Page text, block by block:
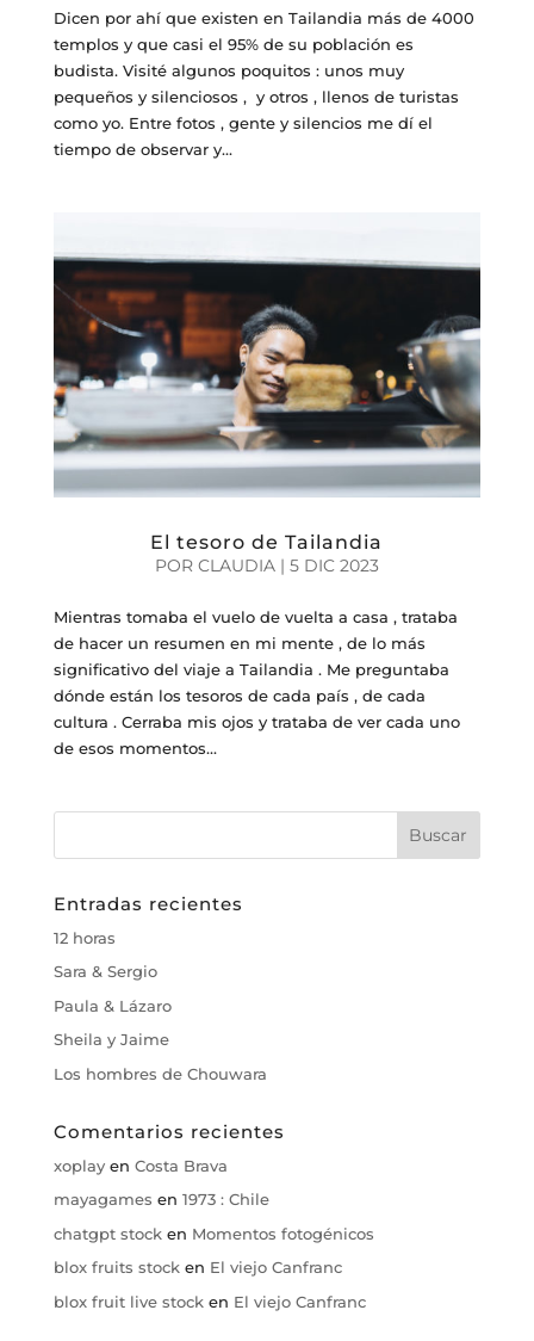
Dicen por ahí que existen en Tailandia más de 4000
templos y que casi el 95% de su población es
budista. Visité algunos poquitos : unos muy
pequeños y silenciosos , y otros , llenos de turistas
como yo. Entre fotos , gente y silencios me dí el
tiempo de observar y...
El tesoro de Tailandia
POR CLAUDIA| 5 DIC 2023
Mientras tomaba el vuelo de vuelta a casa , trataba
de hacer un resumen en mi mente , de lo más
significativo del viaje a Tailandia . Me preguntaba
dónde están los tesoros de cada país , de cada
cultura . Cerraba mis ojos y trataba de ver cada uno
de esos momentos...
Entradas recientes
12 horas
Sara & Sergio
Paula & Lázaro
Sheila y Jaime
Los hombres de Chouwara
Comentarios recientes
xoplayen Costa Brava
mayagames en 1973 : Chile
chatgpt stocken Momentos fotogénicos
blox fruits stocken El viejo Canfranc
blox fruit live stocken El viejo Canfranc